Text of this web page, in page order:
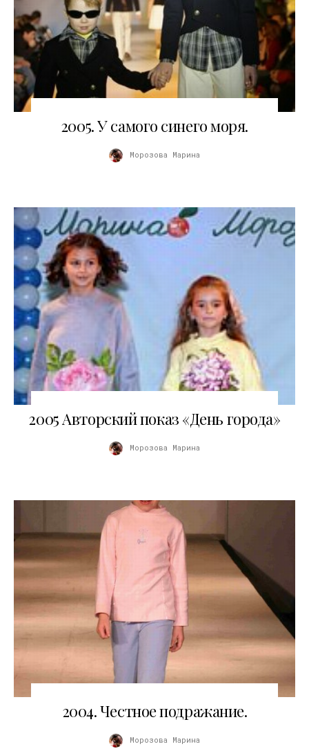
2005. У самого синего моря.
Морозова Марина
2005 Авторский показ «День города»
Морозова Марина
2004. Честное подражание.
Морозова Марина